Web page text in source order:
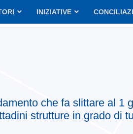
INIZIATIVE
che fa slittare al 1
strutture in grado di